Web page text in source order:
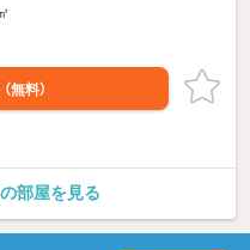
（無料）
部屋を見る